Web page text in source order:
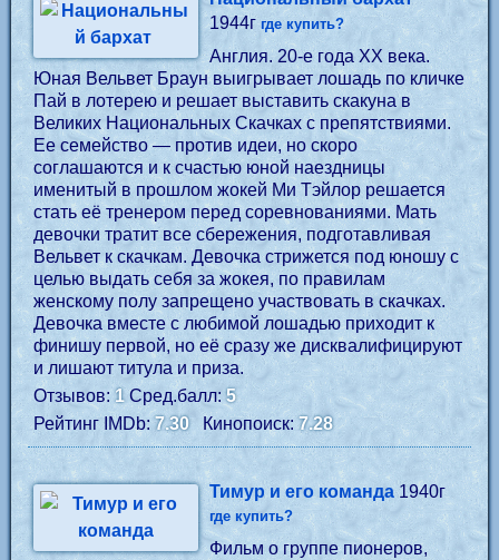
1944ггде купить?
Англия. 20-е года XX века.
Юная Вельвет Браун выигрывает лошадь по кличке
Пай в лотерею и решает выставить скакуна в
Великих Национальных Скачках с препятствиями.
Ее семейство — против идеи, но скоро
соглашаются и к счастью юной наездницы
именитый в прошлом жокей Ми Тэйлор решается
стать её тренером перед соревнованиями. Мать
девочки тратит все сбережения, подготавливая
Вельвет к скачкам. Девочка стрижется под юношу с
целью выдать себя за жокея, по правилам
женскому полу запрещено участвовать в скачках.
Девочка вместе с любимой лошадью приходит к
финишу первой, но её сразу же дисквалифицируют
и лишают титула и приза.
Отзывов: 1Сред.балл: 5
Рейтинг IMDb:7.30Кинопоиск:7.28
Тимур и его команда1940г
где купить?
Фильм о группе пионеров,